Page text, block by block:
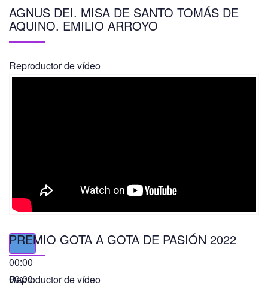
AGNUS DEI. MISA DE SANTO TOMÁS DE
AQUINO. EMILIO ARROYO
Reproductor de vídeo
00:00
00:00
PREMIO GOTA A GOTA DE PASIÓN 2022
Reproductor de vídeo